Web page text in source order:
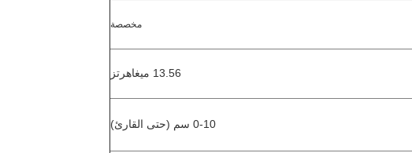
مخصصة
13.56 ميغاهرتز
0-10 سم (حتى القارئ)